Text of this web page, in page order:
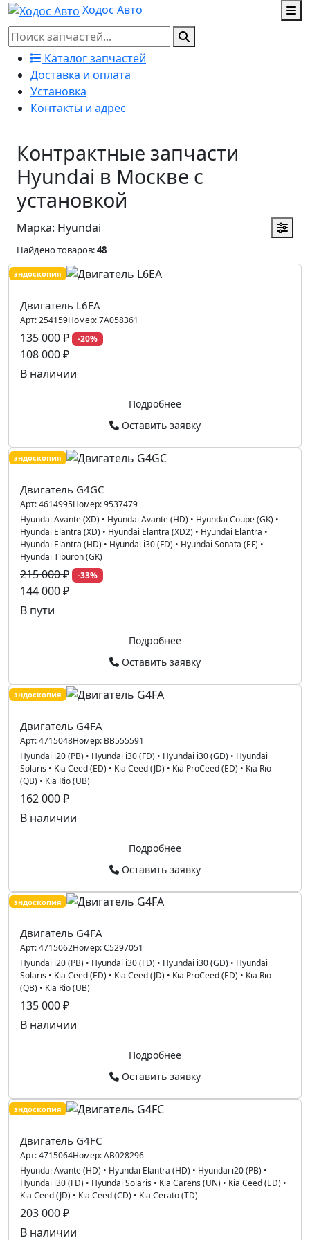
Ходос Авто
Каталог запчастей
Доставка и оплата
Установка
Контакты и адрес
Контрактные запчасти
Hyundai в Москве с
установкой
Марка: Hyundai
Найдено товаров:48
эндоскопия
Двигатель L6EA
Арт:254159Номер:7A058361
135 000 ₽ -20%
108 000 ₽
В наличии
Подробнее
Оставить заявку
эндоскопия
Двигатель G4GC
Арт:4614995Номер:9537479
Hyundai Avante (XD) • Hyundai Avante (HD) • Hyundai Coupe (GK) •
Hyundai Elantra (XD) • Hyundai Elantra (XD2) • Hyundai Elantra •
Hyundai Elantra (HD) • Hyundai i30 (FD) • Hyundai Sonata (EF) •
Hyundai Tiburon (GK)
215 000 ₽ -33%
144 000 ₽
В пути
Подробнее
Оставить заявку
эндоскопия
Двигатель G4FA
Арт:4715048Номер: BB555591
Hyundai i20 (PB) • Hyundai i30 (FD) • Hyundai i30 (GD) • Hyundai
Solaris • Kia Ceed (ED) • Kia Ceed (JD) • Kia ProCeed (ED) • Kia Rio
(QB) • Kia Rio (UB)
162 000 ₽
В наличии
Подробнее
Оставить заявку
эндоскопия
Двигатель G4FA
Арт:4715062Номер:C5297051
Hyundai i20 (PB) • Hyundai i30 (FD) • Hyundai i30 (GD) • Hyundai
Solaris • Kia Ceed (ED) • Kia Ceed (JD) • Kia ProCeed (ED) • Kia Rio
(QB) • Kia Rio (UB)
135 000 ₽
В наличии
Подробнее
Оставить заявку
эндоскопия
Двигатель G4FC
Арт:4715064Номер:AB028296
Hyundai Avante (HD) • Hyundai Elantra (HD) • Hyundai i20 (PB) •
Hyundai i30 (FD) • Hyundai Solaris • Kia Carens (UN) • Kia Ceed (ED) •
Kia Ceed (JD) • Kia Ceed (CD) • Kia Cerato (TD)
203 000 ₽
В наличии